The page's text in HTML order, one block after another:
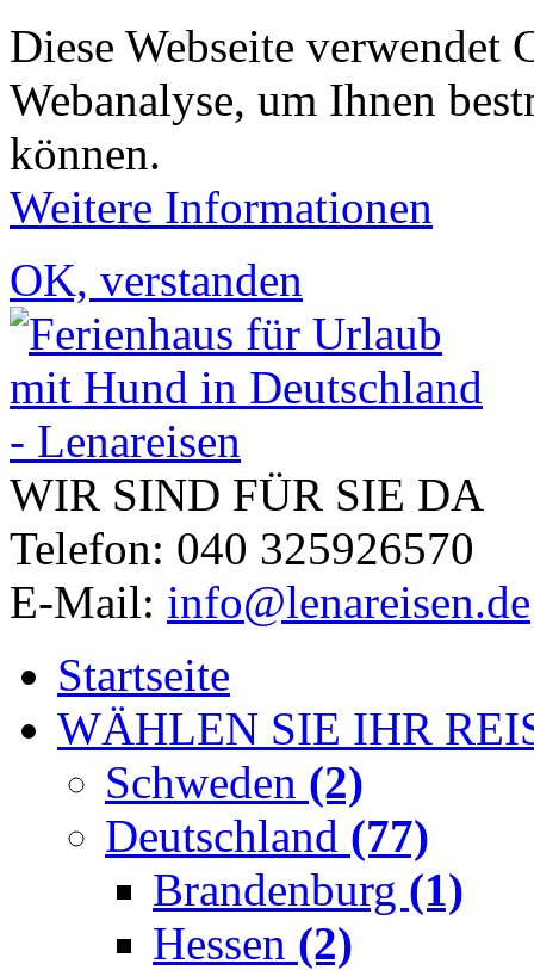
Diese Webseite verwendet
Webanalyse, um Ihnen
können.
Weitere Informationen
OK, verstanden
WIR SIND FÜR SIE DA
Telefon: 040 325926570
E-Mail: info@lenareisen.de
Startseite
WÄHLEN SIE IHR
Schweden (2)
Deutschland (77)
Brandenburg (1)
Hessen (2)